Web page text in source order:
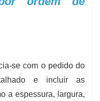
se com o pedido do
e incluir as
a espessura, largura,